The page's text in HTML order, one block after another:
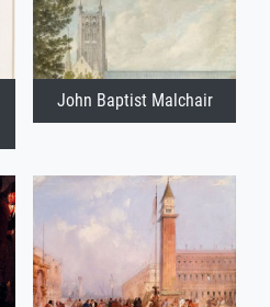
John Baptist Malchair